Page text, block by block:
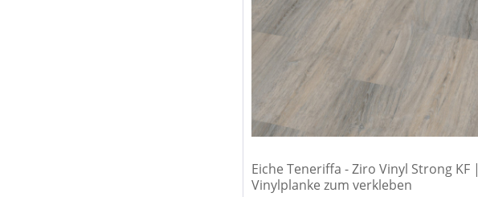
Eiche Teneriffa - Ziro Vinyl Strong KF |
Vinylplanke zum verkleben